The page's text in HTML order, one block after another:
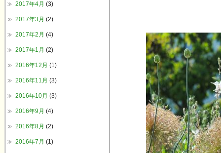
2017年4月 (3)
2017年3月 (2)
2017年2月 (4)
2017年1月 (2)
2016年12月 (1)
2016年11月 (3)
2016年10月 (3)
2016年9月 (4)
2016年8月 (2)
2016年7月 (1)